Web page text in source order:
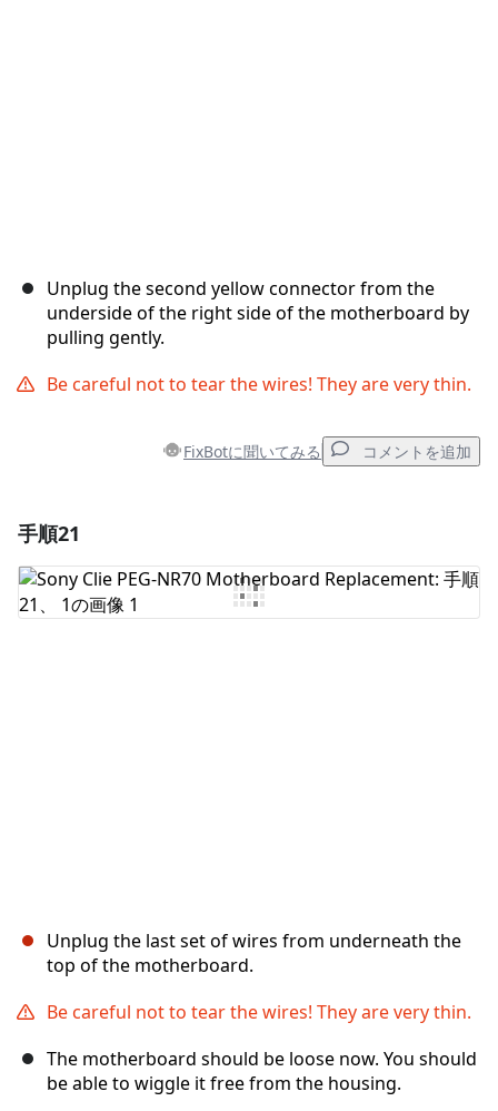
Unplug the second yellow connector from the
underside of the right side of the motherboard by
pulling gently.
Be careful not to tear the wires! They are very thin.
FixBotに聞いてみる コメントを追加
コメントを追加
手順21
Unplug the last set of wires from underneath the
top of the motherboard.
Be careful not to tear the wires! They are very thin.
The motherboard should be loose now. You should
be able to wiggle it free from the housing.